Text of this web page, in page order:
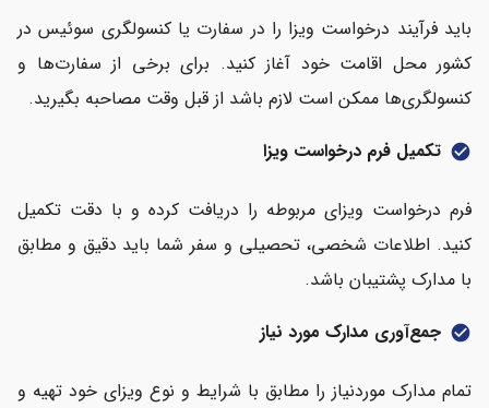
باید فرآیند درخواست ویزا را در سفارت یا کنسولگری سوئیس در
کشور محل اقامت خود آغاز کنید. برای برخی از سفارت‌ها و
کنسولگری‌ها ممکن است لازم باشد از قبل وقت مصاحبه بگیرید.
check_circle تکمیل فرم درخواست ویزا
فرم درخواست ویزای مربوطه را دریافت کرده و با دقت تکمیل
کنید. اطلاعات شخصی، تحصیلی و سفر شما باید دقیق و مطابق
با مدارک پشتیبان باشد.
check_circle جمع‌آوری مدارک مورد نیاز
تمام مدارک موردنیاز را مطابق با شرایط و نوع ویزای خود تهیه و